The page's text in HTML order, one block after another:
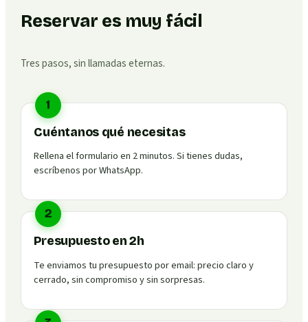
Reservar es muy fácil
Tres pasos, sin llamadas eternas.
1
Cuéntanos qué necesitas
Rellena el formulario en 2 minutos. Si tienes dudas,
escríbenos por WhatsApp.
2
Presupuesto en 2h
Te enviamos tu presupuesto por email: precio claro y
cerrado, sin compromiso y sin sorpresas.